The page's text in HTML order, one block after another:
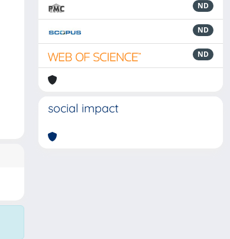
ND
ND
ND
social impact